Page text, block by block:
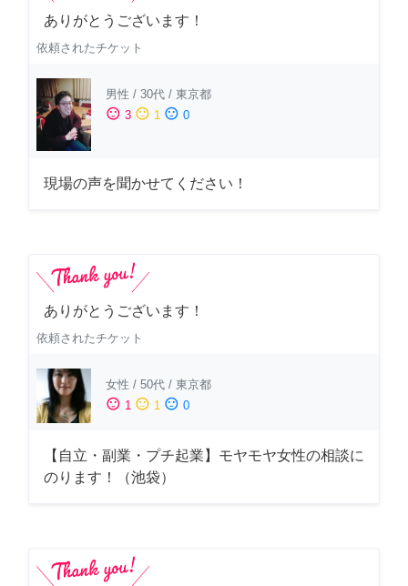
ありがとうございます！
依頼されたチケット
男性 / 30代 / 東京都
sentiment_satisfied 3 sentiment_neutral 1 sentiment_dissatisfied 0
現場の声を聞かせてください！
ありがとうございます！
依頼されたチケット
女性 / 50代 / 東京都
sentiment_satisfied 1 sentiment_neutral 1 sentiment_dissatisfied 0
【自立・副業・プチ起業】モヤモヤ女性の相談に
のります！（池袋）